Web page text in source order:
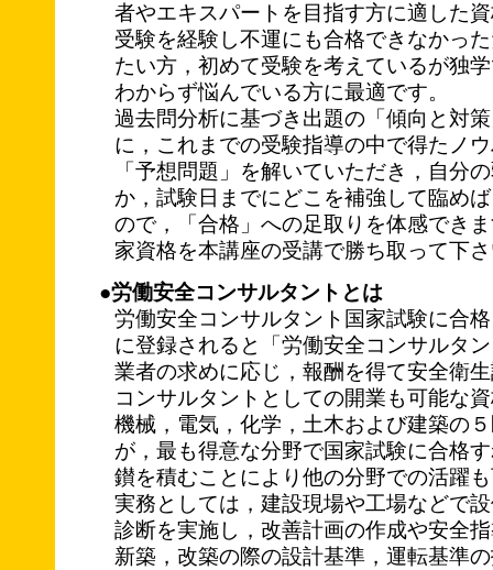
者やエキスパートを目指す方に適した
受験を経験し不運にも合格できなかっ
たい方，初めて受験を考えているが独
わからず悩んでいる方に最適です。
過去問分析に基づき出題の「傾向と対
に，これまでの受験指導の中で得たノ
「予想問題」を解いていただき，自分
か，試験日までにどこを補強して臨め
ので，「合格」への足取りを体感でき
家資格を本講座の受講で勝ち取って下
●労働安全コンサルタントとは
労働安全コンサルタント国家試験に合
に登録されると「労働安全コンサルタ
業者の求めに応じ，報酬を得て安全衛
コンサルタントとしての開業も可能な
機械，電気，化学，土木および建築の
が，最も得意な分野で国家試験に合格
鑚を積むことにより他の分野での活躍
実務としては，建設現場や工場などで
診断を実施し，改善計画の作成や安全
新築，改築の際の設計基準，運転基準